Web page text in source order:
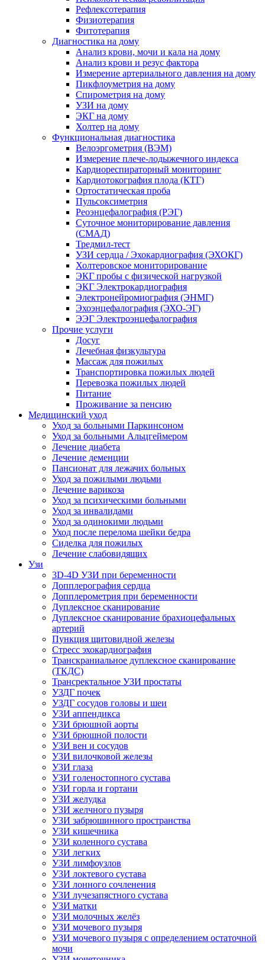
Рефлексотерапия
Физиотерапия
Фитотерапия
Диагностика на дому
Анализ крови, мочи и кала на дому
Анализ крови и резус фактора
Измерение артериального давления на дому
Пикфлоуметрия на дому
Спирометрия на дому
УЗИ на дому
ЭКГ на дому
Холтер на дому
Функциональная диагностика
Велоэргометрия (ВЭМ)
Измерение плече-лодыжечного индекса
Кардиореспираторный мониторинг
Кардиотокография плода (КТГ)
Ортостатическая проба
Пульсоксиметрия
Реоэнцефалография (РЭГ)
Суточное мониторирование давления
(СМАД)
Тредмил-тест
УЗИ сердца / Эхокардиография (ЭХОКГ)
Холтеровское мониторирование
ЭКГ пробы с физической нагрузкой
ЭКГ Электрокардиография
Электронейромиография (ЭНМГ)
Эхоэнцефалография (ЭХО-ЭГ)
ЭЭГ Электроэнцефалография
Прочие услуги
Досуг
Лечебная физкультура
Массаж для пожилых
Транспортировка пожилых людей
Перевозка пожилых людей
Питание
Проживание за пенсию
Медицинский уход
Уход за больными Паркинсоном
Уход за больными Альцгеймером
Лечение диабета
Лечение деменции
Пансионат для лежачих больных
Уход за пожилыми людьми
Лечение варикоза
Уход за психическими больными
Уход за инвалидами
Уход за одинокими людьми
Уход после перелома шейки бедра
Сиделка для пожилых
Лечение слабовидящих
Узи
3D-4D УЗИ при беременности
Допплерография сердца
Допплерометрия при беременности
Дуплексное сканирование
Дуплексное сканирование брахиоцефальных
артерий
Пункция щитовидной железы
Стресс эхокардиография
Транскраниальное дуплексное сканирование
(ТКДС)
Трансректальное УЗИ простаты
УЗДГ почек
УЗДГ сосудов головы и шеи
УЗИ аппендикса
УЗИ брюшной аорты
УЗИ брюшной полости
УЗИ вен и сосудов
УЗИ вилочковой железы
УЗИ глаза
УЗИ голеностопного сустава
УЗИ горла и гортани
УЗИ желудка
УЗИ желчного пузыря
УЗИ забрюшинного пространства
УЗИ кишечника
УЗИ коленного сустава
УЗИ легких
УЗИ лимфоузлов
УЗИ локтевого сустава
УЗИ лонного сочленения
УЗИ лучезапястного сустава
УЗИ матки
УЗИ молочных желёз
УЗИ мочевого пузыря
УЗИ мочевого пузыря с определением остаточной
мочи